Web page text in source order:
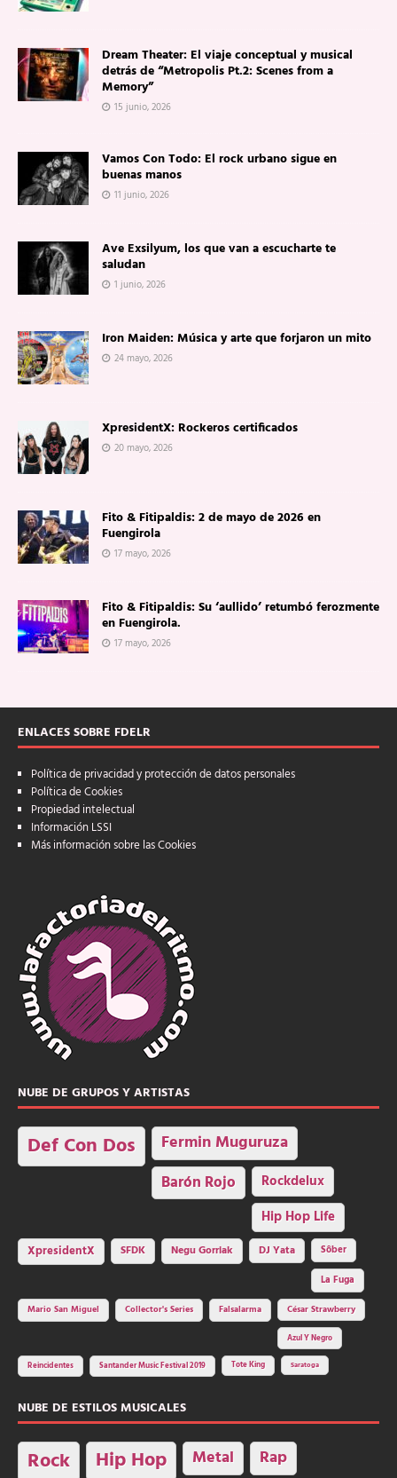
Dream Theater: El viaje conceptual y musical
detrás de “Metropolis Pt.2: Scenes from a
Memory”
15 junio, 2026
Vamos Con Todo: El rock urbano sigue en
buenas manos
11 junio, 2026
Ave Exsilyum, los que van a escucharte te
saludan
1 junio, 2026
Iron Maiden: Música y arte que forjaron un mito
24 mayo, 2026
XpresidentX: Rockeros certificados
20 mayo, 2026
Fito & Fitipaldis: 2 de mayo de 2026 en
Fuengirola
17 mayo, 2026
Fito & Fitipaldis: Su ‘aullido’ retumbó ferozmente
en Fuengirola.
17 mayo, 2026
ENLACES SOBRE FDELR
Política de privacidad y protección de datos personales
Política de Cookies
Propiedad intelectual
Información LSSI
Más información sobre las Cookies
NUBE DE GRUPOS Y ARTISTAS
Def Con Dos Fermin Muguruza
Barón Rojo Rockdelux
Hip Hop Life
XpresidentX SFDK Negu Gorriak DJ Yata
Sôber
La Fuga
Mario San Miguel
Collector's Series Falsalarma César Strawberry
Azul Y Negro
Reincidentes Santander Music Festival 2019 Tote King Saratoga
NUBE DE ESTILOS MUSICALES
Rock Hip Hop Metal Rap